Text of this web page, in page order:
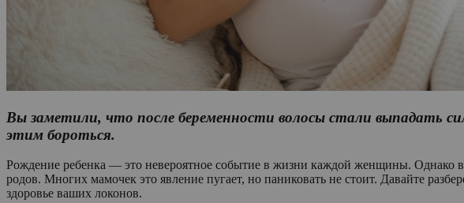
Вы заметили, что после беременности волосы стали выпадать
этим бороться.
Рождение ребенка — это невероятное событие в жизни каждой женщины.
родов. Многих мамочек это явление пугает, но паниковать не стоит. Давайте
здоровье ваших локонов.